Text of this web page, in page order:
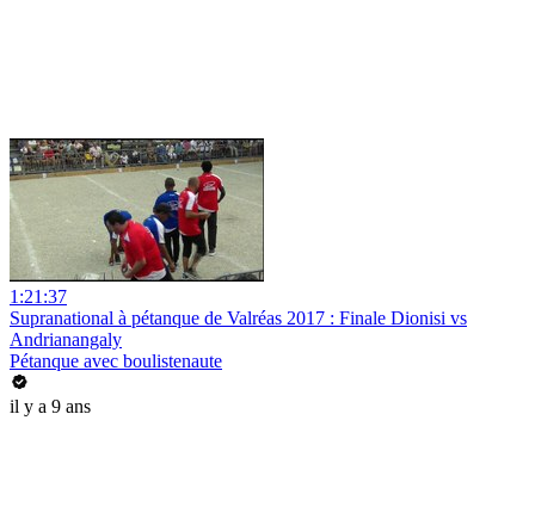
1:21:37
Supranational à pétanque de Valréas 2017 : Finale Dionisi vs
Andrianangaly
Pétanque avec boulistenaute
il y a 9 ans